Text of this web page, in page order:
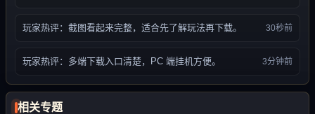
玩家热评：截图看起来完整，适合先了解玩法再下载。 30秒前
玩家热评：多端下载入口清楚，PC 端挂机方便。 3分钟前
相关专题